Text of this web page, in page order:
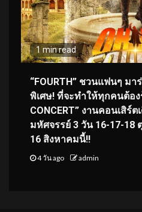
1 min read
“FOURTH” ชวนแฟนๆ มา
พิเศษ! ที่จะทำให้ทุกคนต้อง
CONCERT” งานคอนเสิร์
มหัศจรรย์ 3 วัน 16-17-
16 สิงหาคมนี้!!
4 วัน ago admin